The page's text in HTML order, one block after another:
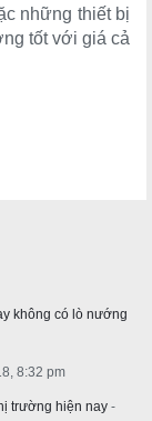
những thiết bị
tốt với giá cả
không có lò nướng
8:32 pm
trường hiện nay -